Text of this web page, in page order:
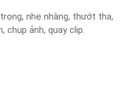
nhẹ nhàng, thướt tha,
chụp ảnh, quay clip.